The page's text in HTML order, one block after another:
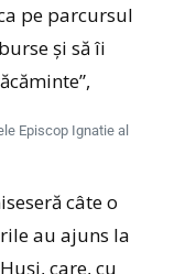
pe parcursul
și să îi
Episcop Ignatie al
câte o
au ajuns la
care, cu